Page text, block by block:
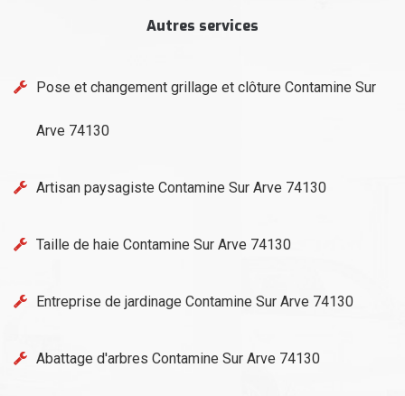
Autres services
Pose et changement grillage et clôture Contamine Sur
Arve 74130
Artisan paysagiste Contamine Sur Arve 74130
Taille de haie Contamine Sur Arve 74130
Entreprise de jardinage Contamine Sur Arve 74130
Abattage d'arbres Contamine Sur Arve 74130